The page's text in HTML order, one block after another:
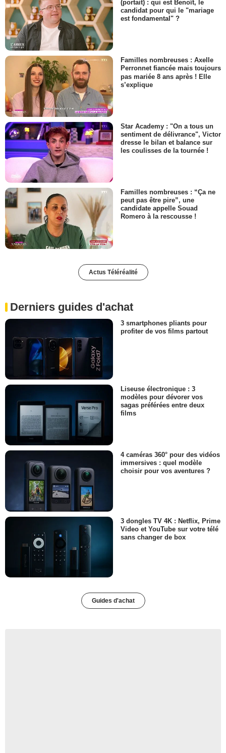
(portait) : qui est Benoît, le
candidat pour qui le "mariage
est fondamental" ?
Familles nombreuses : Axelle
Perronnet fiancée mais toujours
pas mariée 8 ans après ! Elle
s’explique
Star Academy : "On a tous un
sentiment de délivrance", Victor
dresse le bilan et balance sur
les coulisses de la tournée !
Familles nombreuses : “Ça ne
peut pas être pire”, une
candidate appelle Souad
Romero à la rescousse !
Actus Téléréalité
Derniers guides d'achat
3 smartphones pliants pour
profiter de vos films partout
Liseuse électronique : 3
modèles pour dévorer vos
sagas préférées entre deux
films
4 caméras 360° pour des vidéos
immersives : quel modèle
choisir pour vos aventures ?
3 dongles TV 4K : Netflix, Prime
Video et YouTube sur votre télé
sans changer de box
Guides d'achat